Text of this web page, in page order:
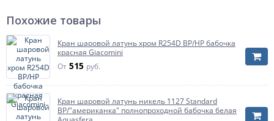
Тип прохода
Характеризует отношение размера отверстия
шара к размеру присоединяемого трубопровода
полнопроходной
ГОСТ
Материал
латунь
Газ
Газ
Похожие товары
Кран шаровой латунь хром R254D ВР/НР бабочка
красная Giacomini
От 515 руб.
Кран шаровой латунь никель 1127 Standard
ВР/"американка" полнопроходной бабочка белая